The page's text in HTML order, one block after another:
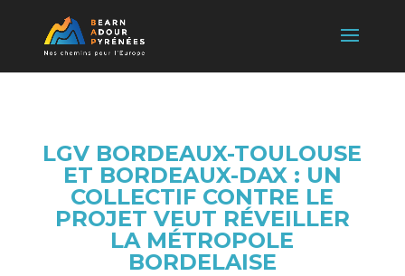
LGV BORDEAUX-TOULOUSE
ET BORDEAUX-DAX : UN
COLLECTIF CONTRE LE
PROJET VEUT RÉVEILLER
LA MÉTROPOLE
BORDELAISE